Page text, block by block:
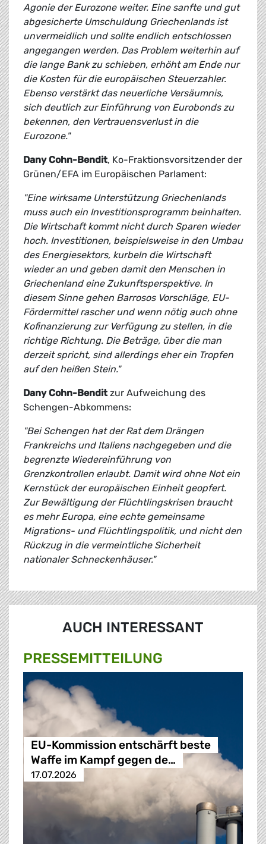
Agonie der Eurozone weiter. Eine sanfte und gut
abgesicherte Umschuldung Griechenlands ist
unvermeidlich und sollte endlich entschlossen
angegangen werden. Das Problem weiterhin auf
die lange Bank zu schieben, erhöht am Ende nur
die Kosten für die europäischen Steuerzahler.
Ebenso verstärkt das neuerliche Versäumnis,
sich deutlich zur Einführung von Eurobonds zu
bekennen, den Vertrauensverlust in die
Eurozone."
Dany Cohn-Bendit, Ko-Fraktionsvorsitzender der
Grünen/EFA im Europäischen Parlament:
"Eine wirksame Unterstützung Griechenlands
muss auch ein Investitionsprogramm beinhalten.
Die Wirtschaft kommt nicht durch Sparen wieder
hoch. Investitionen, beispielsweise in den Umbau
des Energiesektors, kurbeln die Wirtschaft
wieder an und geben damit den Menschen in
Griechenland eine Zukunftsperspektive. In
diesem Sinne gehen Barrosos Vorschläge, EU-
Fördermittel rascher und wenn nötig auch ohne
Kofinanzierung zur Verfügung zu stellen, in die
richtige Richtung. Die Beträge, über die man
derzeit spricht, sind allerdings eher ein Tropfen
auf den heißen Stein."
Dany Cohn-Benditzur Aufweichung des
Schengen-Abkommens:
"Bei Schengen hat der Rat dem Drängen
Frankreichs und Italiens nachgegeben und die
begrenzte Wiedereinführung von
Grenzkontrollen erlaubt. Damit wird ohne Not ein
Kernstück der europäischen Einheit geopfert.
Zur Bewältigung der Flüchtlingskrisen braucht
es mehr Europa, eine echte gemeinsame
Migrations- und Flüchtlingspolitik, und nicht den
Rückzug in die vermeintliche Sicherheit
nationaler Schneckenhäuser."
AUCH INTERESSANT
PRESSE­MITTEILUNG
EU-Kommission entschärft beste
Waffe im Kampf gegen de…
17.07.2026